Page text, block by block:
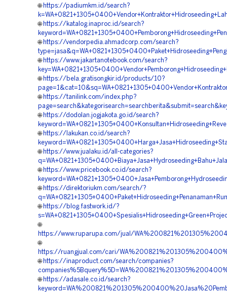
🌐 https://padiumkm.id/search?
🌐 https://katalog.inaproc.id/search?
🌐 https://vendorpedia.ahmadcorp.com/search?
🌐 https://www.jakartanotebook.com/search?
🌐 https://bela.gratisongkir.id/products/10?
🌐 https://tanilink.com/index.php?
🌐 https://dodolan.jogjakota.go.id/search?
🌐 https://lakukan.co.id/search?
🌐 https://www.jualaku.id/all-categories?
🌐 https://www.pricebook.co.id/search?
🌐 https://direktoriukm.com/search/?
🌐 https://blog.fastwork.id/?
🌐
https://www.ruparupa.com/jual/
🌐
https://ruangjual.com/cari/
🌐 https://inaproduct.com/search/companies?
🌐 https://adasale.co.id/search?